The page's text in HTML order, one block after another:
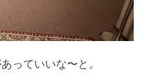
っていいな〜と。